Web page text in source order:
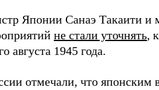
Японии Санаэ Такаити
не стали уточнять,
августа 1945 года.
отмечали, что японским